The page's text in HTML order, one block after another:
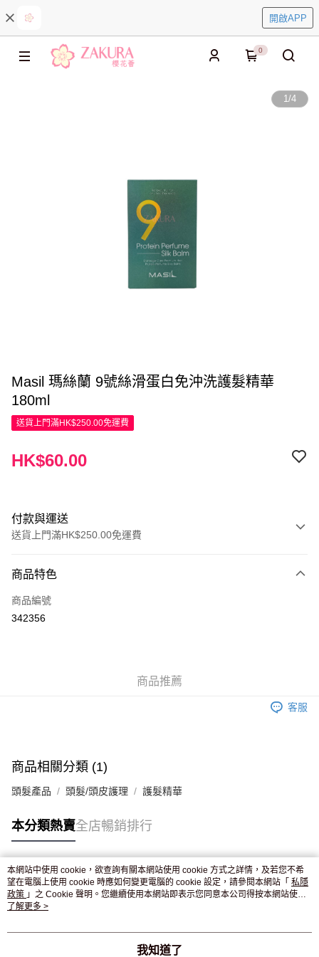
開啟APP
0
1/4
Masil 瑪絲蘭 9號絲滑蛋白免沖洗護髮精華
180ml
送貨上門滿HK$250.00免運費
HK$60.00
付款與運送
送貨上門滿HK$250.00免運費
信用卡
Apple Pay
付款後門市自取，訂單確認後2-4個工作天到店，7天內取。逾期後
商品特色
商品編號
342356
商品推薦
客服
商品相關分類 (1)
頭髮產品 頭髮/頭皮護理 護髮精華
本分類熱賣全店暢銷排行
熱門標籤
熱銷排行
本網站中使用 cookie，欲查詢有關本網站使用 cookie 方式之詳情，及若您不希
望在電腦上使用 cookie 時應如何變更電腦的 cookie 設定，請參閱本網站「 私隱
政策 」之 Cookie 聲明。您繼續使用本網站即表示您同意本公司得按本網站使用
條款之 Cookie 聲明使用 cookie。
了解更多 >
我知道了